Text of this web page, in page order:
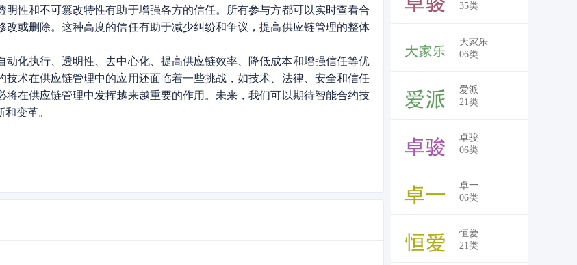
性和不可篡改特性有助于增强各方的信任。所有参与方都可以实时查看合
或删除。这种高度的信任有助于减少纠纷和争议，提高供应链管理的整体
化执行、透明性、去中心化、提高供应链效率、降低成本和增强信任等优
术在供应链管理中的应用还面临着一些挑战，如技术、法律、安全和信任
在供应链管理中发挥越来越重要的作用。未来，我们可以期待智能合约技
变革。
35类
大家乐
06类
爱派
21类
卓骏
06类
卓一
06类
恒爱
21类